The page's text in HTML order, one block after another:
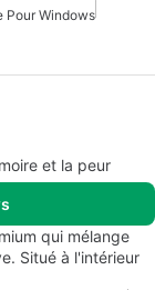
Pour Windows
et la peur
qui mélange
Situé à l'intérieur